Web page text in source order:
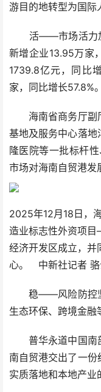
游目的地转型为国际
活——市场活力加
新增企业13.95万家
1739.8亿元，同比
家，同比增长57.8%。
海南省商务厅副
基地及服务中心落地
隆医院等一批标杆
市场对海南自贸港发
2025年12月18日，
造业标志性外资项
经济开发区成立，并
心。 中新社记者 骆
稳——风险防控坚
生态环保、跨境金融
普华永道中国南
南自贸港交出了一
实质落地和本地产业